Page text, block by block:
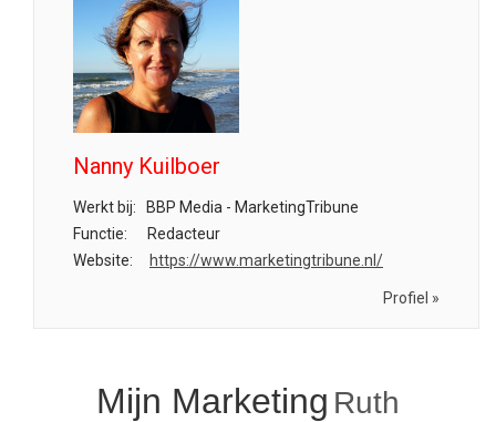
Nanny Kuilboer
Werkt bij:
BBP Media - MarketingTribune
Functie:
Redacteur
Website:
https://www.marketingtribune.nl/
Profiel »
Mijn Marketing Ruth